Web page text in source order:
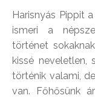
Harisnyás Pippit
ismeri a
történet
kissé neveletlen,
történik valami,
van. Főhősünk